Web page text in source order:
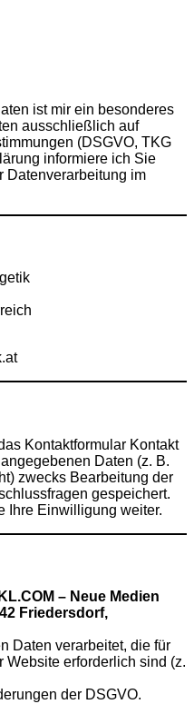
ist mir ein besonderes
ausschließlich auf
(DSGVO, TKG
informiere ich Sie
Datenverarbeitung im
Kontaktformular Kontakt
Daten (z. B.
zwecks Bearbeitung der
gespeichert.
Ihre Einwilligung weiter.
– Neue Medien
Friedersdorf,
Daten verarbeitet, die für
erforderlich sind (z.
der DSGVO.